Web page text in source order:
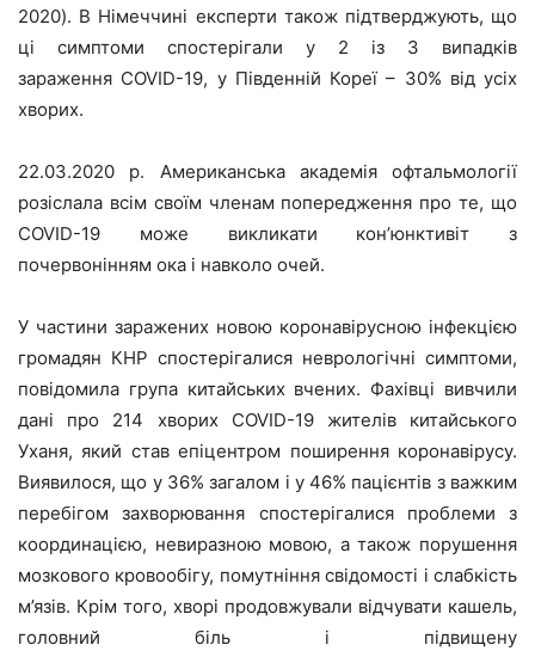
2020). В Німеччині експерти також підтверджують, що
ці симптоми спостерігали у 2 із 3 випадків
зараження COVID-19, у Південній Кореї – 30% від усіх
хворих.
22.03.2020 р. Американська академія офтальмології
розіслала всім своїм членам попередження про те, що
COVID-19 може викликати кон’юнктивіт з
почервонінням ока і навколо очей.
У частини заражених новою коронавірусною інфекцією
громадян КНР спостерігалися неврологічні симптоми,
повідомила група китайських вчених. Фахівці вивчили
дані про 214 хворих COVID-19 жителів китайського
Уханя, який став епіцентром поширення коронавірусу.
Виявилося, що у 36% загалом і у 46% пацієнтів з важким
перебігом захворювання спостерігалися проблеми з
координацією, невиразною мовою, а також порушення
мозкового кровообігу, помутніння свідомості і слабкість
м’язів. Крім того, хворі продовжували відчувати кашель,
головний біль і підвищену